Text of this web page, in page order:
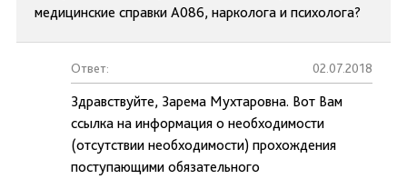
медицинские справки А086, нарколога и психолога?
Ответ: 02.07.2018
Здравствуйте, Зарема Мухтаровна. Вот Вам
ссылка на информация о необходимости
(отсутствии необходимости) прохождения
поступающими обязательного